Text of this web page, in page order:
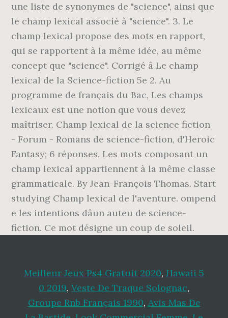
une liste de synonymes de "science", ainsi que
le champ lexical associé à "science". 3. Le
champ lexical propose des mots en rapport,
qui se rapportent à la même idée, au même
concept que "science". Corrigé â Le champ
lexical de la Science-fiction 5e 2. Au
programme de français du Bac, Les champs
lexicaux est une notion que vous devez
maîtriser. Champ lexical de la science fiction
- Forum - Romans de science-fiction, d'Heroic
Fantasy; 6 réponses. Les mots composant un
champ lexical appartiennent à la même classe
grammaticale. By Jean-François Thomas. Start
studying Champ lexical de l'aventure. ompend
e les intentions dâun auteu de science-
fiction. Ce mot désigne un coup de soleil.
Meilleur Jeux Ps4 Gratuit 2020, Hawaii 5
0 2019, Veste De Traque Solognac,
Groupe Rnb Français 1990, Avis Mas De